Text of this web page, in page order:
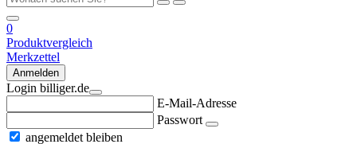
0
Produktvergleich
Merkzettel
Anmelden
Login billiger.de
E-Mail-Adresse
Passwort
angemeldet bleiben